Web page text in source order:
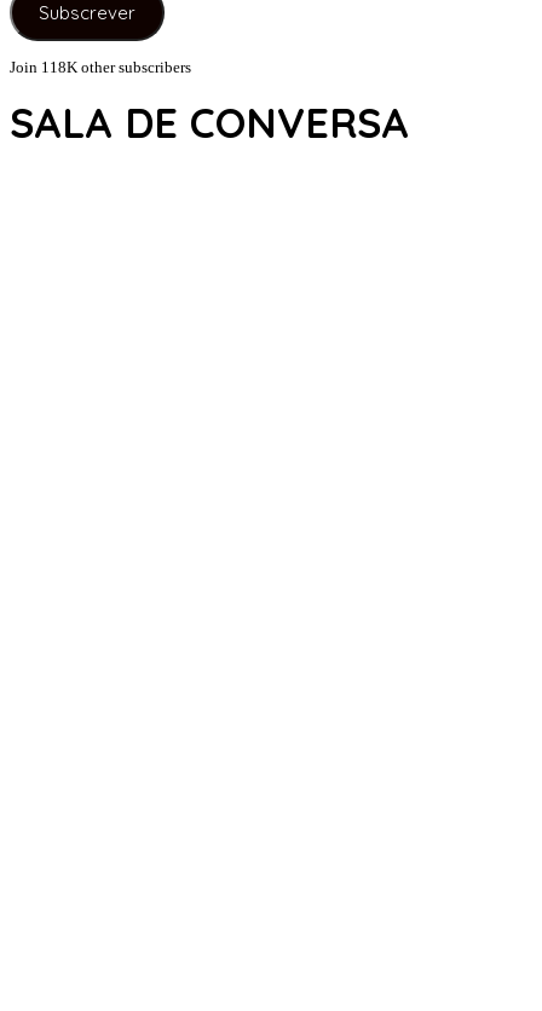
mail
Subscrever
Join 118K other subscribers
SALA DE CONVERSA